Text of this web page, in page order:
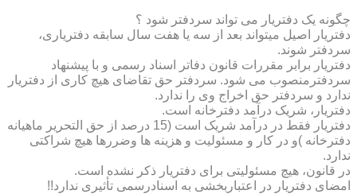
چگونه یک دفتریار می تواند سردفتر شود ؟
دفتریار اصیل میتواند بعد از سه یا هفت سال سابقه دفتریاری،
سردفتر شوند.
دفتریار برابر مقررات قانون دفاتر اسناد رسمی و با پیشنهاد
سردفترمنصوب می شود. سردفتر حق تقاضای هیچ کاری از دفتریار
ندارد و سردفتر حق اخراج وی را ندارد.
دفتریار، شریک درآمد دفترخانه است.
دفتریار فقط در درآمد شریک است (15 درصد از حق التحریر ماهیانه
دفترخانه )و در کار و مسئولیت و هزینه ها وضررها هیچ شراکتی
ندارد.
در قانون، هیچ مسئولیتی برای دفتریار ذکر نشده است.
امضای دفتریار در اعتباربخشی به اسنادرسمی تأثیری ندارد!!